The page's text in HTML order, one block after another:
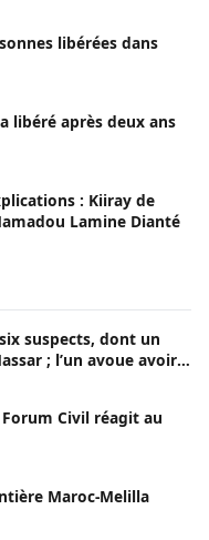
libérées dans
libéré après deux ans
: Kiiray de
Lamine Dianté
suspects, dont un
; l’un avoue avoir
Civil réagit au
Maroc-Melilla